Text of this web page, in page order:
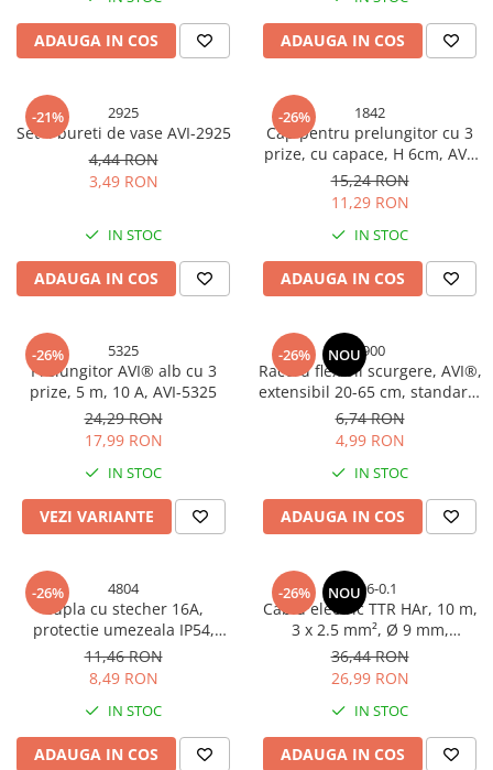
Ciocane si dalti
Clesti si patenti
Pistoale de lipit
Scule multifunctionale si accesorii
Seturi si accesorii pentru gaurit si
Unelte & Depozitare
Rangi si leviere
Materiale de constructii
Accesorii echipamente pentru
transport si ridicat
Accesorii ferestre
Accesorii usi
Accesorii vopsire si tencuire
Balamale
Broaste si yale
Cilindri usa
Hidroizolatii si accesorii
Kit-uri automatizari porti si usi
Manere usa
ADAUGA IN COS ADAUGA IN COS
-21% 2925
Set 4 bureti de vase AVI-2925
4,44 RON
3,49 RON
IN STOC
ADAUGA IN COS
-26% 1842
Cap pentru prelungitor cu 3
prize, cu capace, H 6cm, AVI-
1842
15,24 RON
11,29 RON
IN STOC
ADAUGA IN COS
-26% 5325
Prelungitor AVI® alb cu 3
prize, 5 m, 10 A, AVI-5325
24,29 RON
17,99 RON
IN STOC
VEZI VARIANTE
-26% NOU4900
Racord flexibil scurgere, AVI®,
extensibil 20-65 cm, standard,
Ø ieșire 40 mm, AVI-4900
6,74 RON
4,99 RON
IN STOC
ADAUGA IN COS
-26% 4804
Cupla cu stecher 16A,
protectie umezeala IP54,
etanseitate ridicata, fixare
rigida, AVI-4804
11,46 RON
8,49 RON
IN STOC
ADAUGA IN COS
-26% NOU4796-0.1
Cablu electric TTR HAr, 10 m,
3 x 2.5 mm², Ø 9 mm,
conductor aluminiu cuprat
(CCA), 1430 g, AVI-4796
36,44 RON
26,99 RON
IN STOC
ADAUGA IN COS